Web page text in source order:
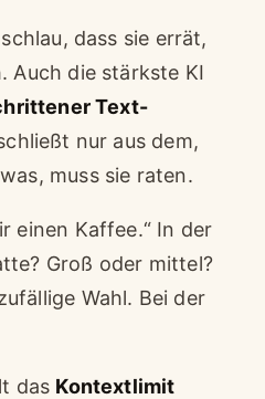
dass sie errät,
Auch die stärkste KI
Text-
nur aus dem,
muss sie raten.
einen Kaffee.“ In der
Groß oder mittel?
Wahl. Bei der
das Kontextlimit